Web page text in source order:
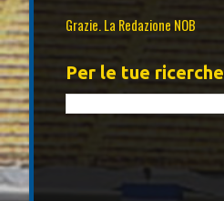
Grazie. La Redazione NOB
Per le tue ricerche